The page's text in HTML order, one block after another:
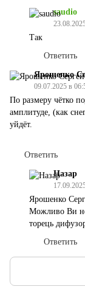
saudio
Так
Ответить
Ярошенко
09.07.2025 в
По размеру чётко
амплитуде, (как
уйдёт.
Ответить
Назар
Ярошенко
Можливо Ви не
торець
Ответить